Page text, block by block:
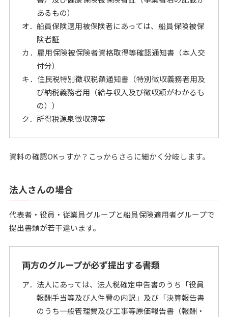
あるもの）
オ．船員保険適用被保険者にあっては、船員保険被保
険者証
カ．雇用保険被保険者資格取得等確認通知書（本人交
付分）
キ．住民税特別徴収税額通知書（特別徴収義務者用及
び納税義務者用（給与収入及び徴収額がわかるも
の））
ク．所得税源泉徴収簿等
資料の確認OKっすか？こっからさらに細かく分岐します。
法人さんの場合
代表者・役員・従業員グループと船員保険適用者グループで
提出書類が若干違います。
両方のグループが必ず提出する書類
ア．法人にあっては、法人税確定申告書のうち「役員
報酬手当等及び人件費の内訳」及び「決算報告書
のうち一般管理費及び工事等原価報告書（報酬・